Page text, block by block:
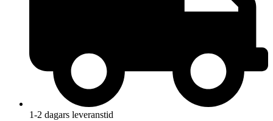
1-2 dagars leveranstid